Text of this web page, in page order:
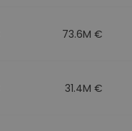
73.6M €
31.4M €